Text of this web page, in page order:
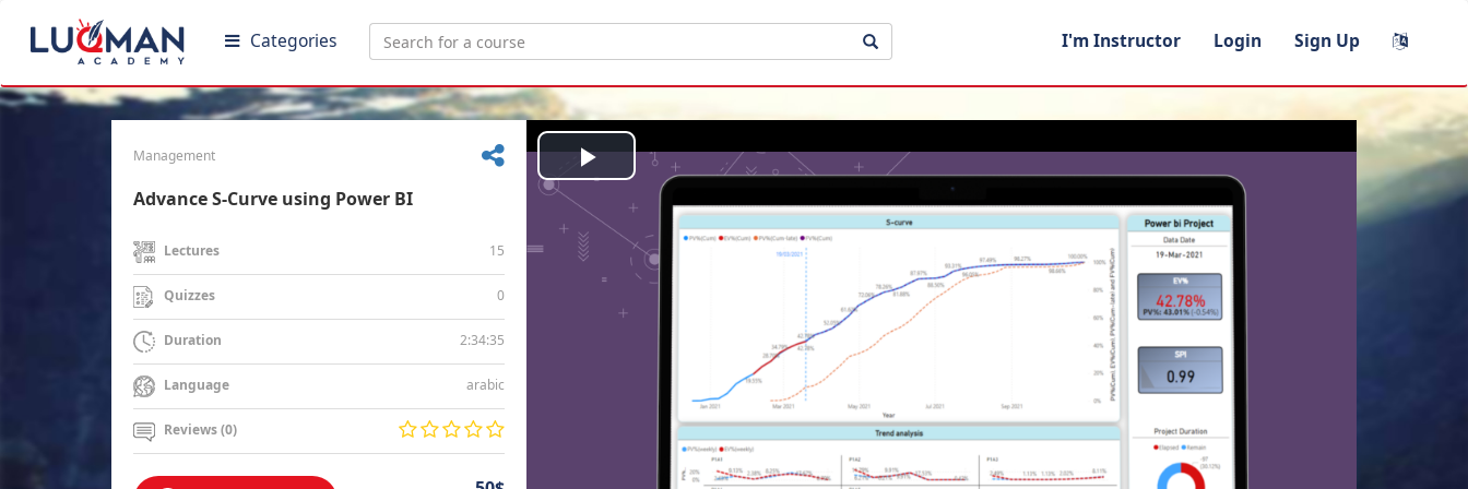
Categories I'm Instructor Login Sign Up
Management
Advance S-Curve using Power BI
Lectures 15
Quizzes 0
Duration 2:34:35
Language arabic
Reviews (0)
Play
Video